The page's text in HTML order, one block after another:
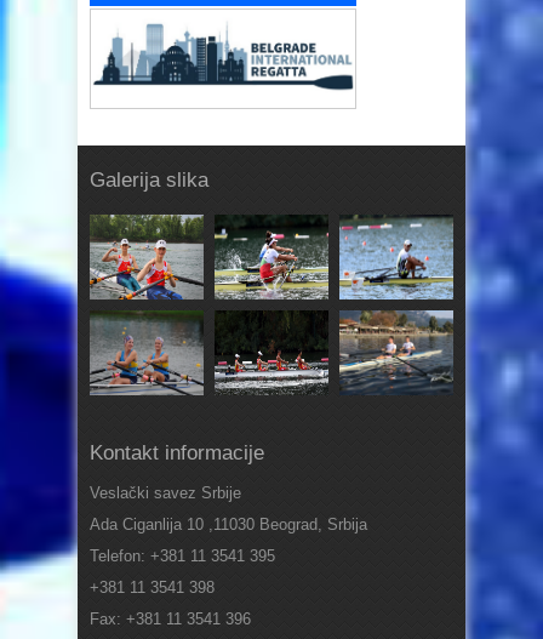
Galerija slika
Kontakt informacije
Veslački savez Srbije
Ada Ciganlija 10 ,11030 Beograd, Srbija
Telefon: +381 11 3541 395
+381 11 3541 398
Fax: +381 11 3541 396